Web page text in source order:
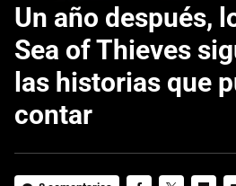
Un año después,
Sea of Thieves
las historias que
contar